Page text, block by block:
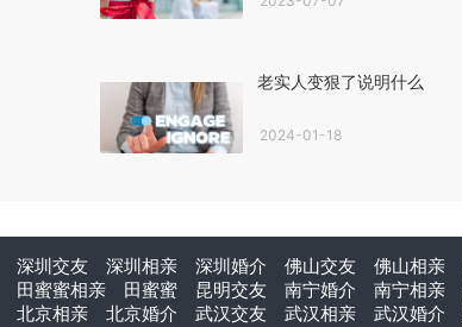
老实人变狠了说明什么
2024-01-18
深圳交友 深圳相亲 深圳婚介 佛山交友 佛山相亲
田蜜蜜相亲 田蜜蜜 昆明交友 南宁婚介 南宁相亲
北京相亲 北京婚介 武汉交友 武汉相亲 武汉婚介